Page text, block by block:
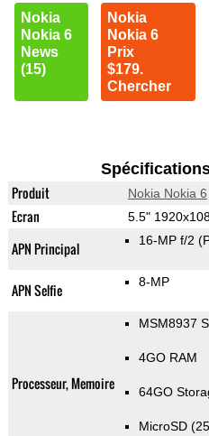
Nokia
Nokia 6
News
(15)
Nokia
Nokia 6
Prix
$179.
Chercher
Produit Nokia Nokia 6
Ecran 5.5"
APN Principal 16-MP f/2
APN Selfie 8-MP
Processeur, Memoire
MSM8937
4GO RAM
64GO
MicroSD